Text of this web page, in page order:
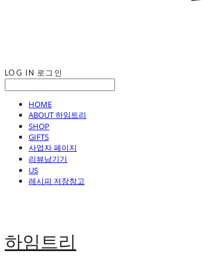
LOG IN 로그인
HOME
ABOUT 하임트리
SHOP
GIFTS
사업자 페이지
리뷰남기기
US
레시피 저장창고
하임트리